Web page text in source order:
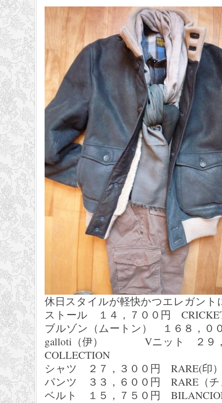
休日スタイルが軽快かつエレガント
ストール １４，７００円
ブルゾン（ムートン） １６８，
galloti（伊） Vニット ２９，
COLLECTION
シャツ ２７，３００
パンツ ３３，６００円 RARE（チ
ベルト １５，７５０円